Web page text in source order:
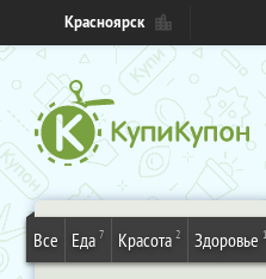
Красноярск
Все Еда 7 Красота 2 Здоровье 1